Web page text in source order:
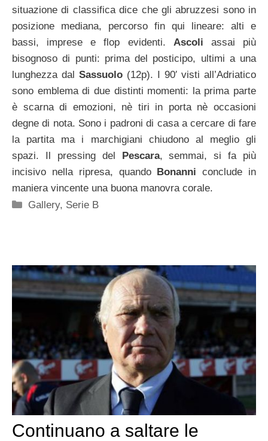
situazione di classifica dice che gli abruzzesi sono in
posizione mediana, percorso fin qui lineare: alti e
bassi, imprese e flop evidenti. Ascoli assai più
bisognoso di punti: prima del posticipo, ultimi a una
lunghezza dal Sassuolo (12p). I 90′ visti all’Adriatico
sono emblema di due distinti momenti: la prima parte
è scarna di emozioni, nè tiri in porta nè occasioni
degne di nota. Sono i padroni di casa a cercare di fare
la partita ma i marchigiani chiudono al meglio gli
spazi. Il pressing del Pescara, semmai, si fa più
incisivo nella ripresa, quando Bonanniconclude in
maniera vincente una buona manovra corale.
Categorie
Gallery, Serie B
Continuano a saltare le